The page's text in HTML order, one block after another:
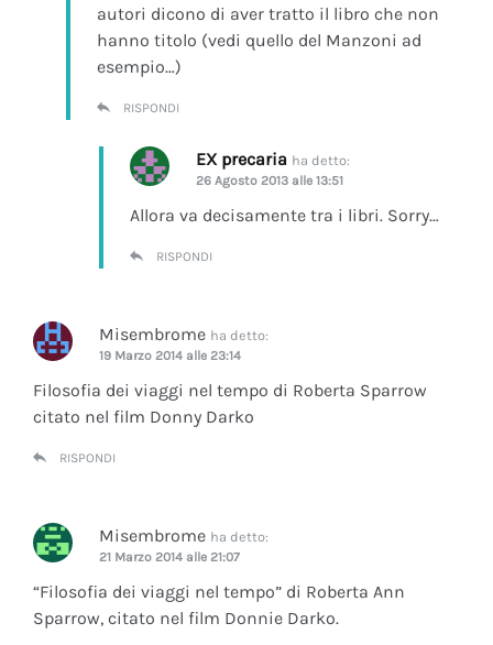
autori dicono di aver tratto il libro che non
hanno titolo (vedi quello del Manzoni ad
esempio…)
RISPONDI
EX precaria ha detto:
26 Agosto 2013 alle 13:51
Allora va decisamente tra i libri. Sorry…
RISPONDI
Misembrome ha detto:
19 Marzo 2014 alle 23:14
Filosofia dei viaggi nel tempo di Roberta Sparrow
citato nel film Donny Darko
RISPONDI
Misembrome ha detto:
21 Marzo 2014 alle 21:07
“Filosofia dei viaggi nel tempo” di Roberta Ann
Sparrow, citato nel film Donnie Darko.